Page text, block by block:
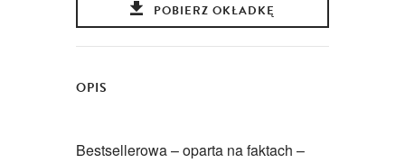
POBIERZ OKŁADKĘ
OPIS
Bestsellerowa – oparta na faktach –